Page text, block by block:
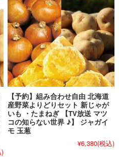
【予約】組み合わせ自由 北海道
産野菜よりどりセット 新じゃが
いも ・たまねぎ 【TV放送 マツ
コの知らない世界 ♪】 ジャガイ
モ 玉葱
¥6,380(税込)